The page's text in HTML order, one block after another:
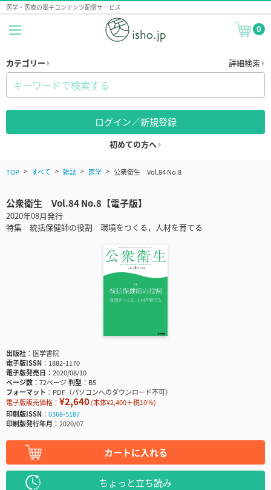
医学・医療の電子コンテンツ配信サービス
0
カテゴリー 詳細検索
ログイン／新規登録
初めての方へ
TOP すべて 雑誌 医学 公衆衛生 Vol.84 No.8
公衆衛生 Vol.84 No.8【電子版】
2020年08月発行
特集 統括保健師の役割 環境をつくる，人材を育てる
出版社
医学書院
電子版ISSN
1882-1170
電子版発売日
2020/08/10
ページ数
72ページ判型
B5
フォーマット
PDF（パソコンへのダウンロード不可）
電子版販売価格： ¥2,640(本体¥2,400＋税10％)
印刷版ISSN
0368-5187
印刷版発行年月
2020/07
カートに入れる
ちょっと立ち読み